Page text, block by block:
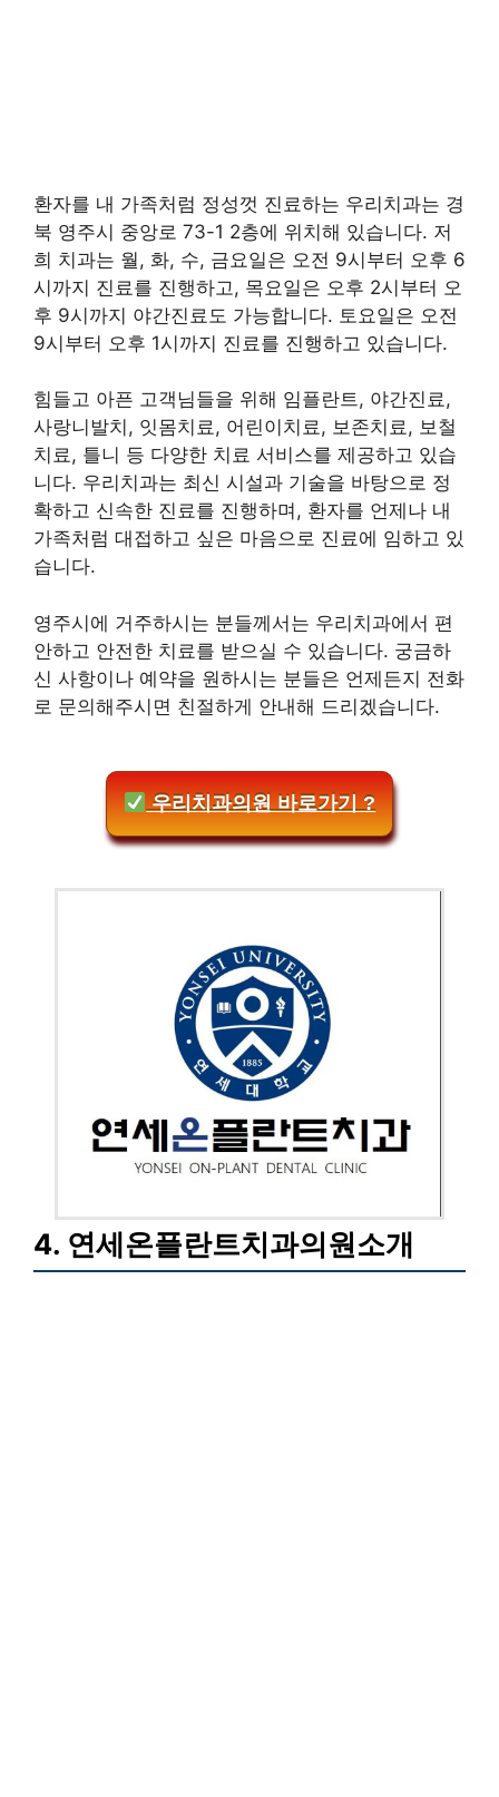
환자를 내 가족처럼 정성껏 진료하는 우리치과는 경
북 영주시 중앙로 73-1 2층에 위치해 있습니다. 저
희 치과는 월, 화, 수, 금요일은 오전 9시부터 오후 6
시까지 진료를 진행하고, 목요일은 오후 2시부터 오
후 9시까지 야간진료도 가능합니다. 토요일은 오전
9시부터 오후 1시까지 진료를 진행하고 있습니다.
힘들고 아픈 고객님들을 위해 임플란트, 야간진료,
사랑니발치, 잇몸치료, 어린이치료, 보존치료, 보철
치료, 틀니 등 다양한 치료 서비스를 제공하고 있습
니다. 우리치과는 최신 시설과 기술을 바탕으로 정
확하고 신속한 진료를 진행하며, 환자를 언제나 내
가족처럼 대접하고 싶은 마음으로 진료에 임하고 있
습니다.
영주시에 거주하시는 분들께서는 우리치과에서 편
안하고 안전한 치료를 받으실 수 있습니다. 궁금하
신 사항이나 예약을 원하시는 분들은 언제든지 전화
로 문의해주시면 친절하게 안내해 드리겠습니다.
우리치과의원 바로가기 ?
4. 연세온플란트치과의원소개